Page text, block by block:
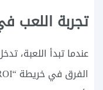
تجربة اللعب
عندما تبدأ اللعبة،